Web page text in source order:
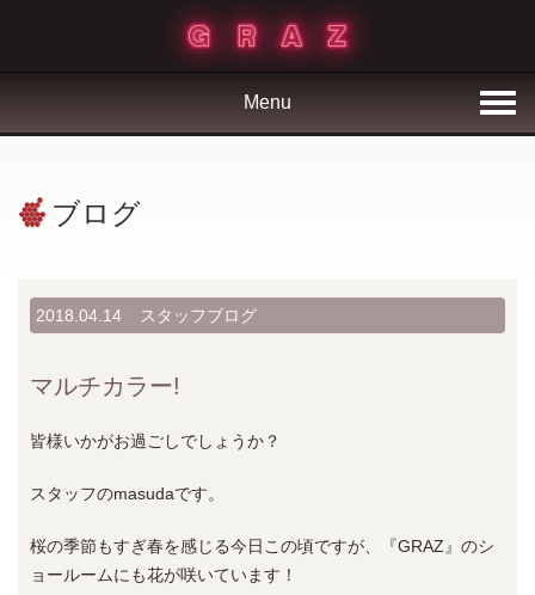
Menu
ブログ
2018.04.14 スタッフブログ
マルチカラー!
皆様いかがお過ごしでしょうか？
スタッフのmasudaです。
桜の季節もすぎ春を感じる今日この頃ですが、『GRAZ』のシ
ョールームにも花が咲いています！